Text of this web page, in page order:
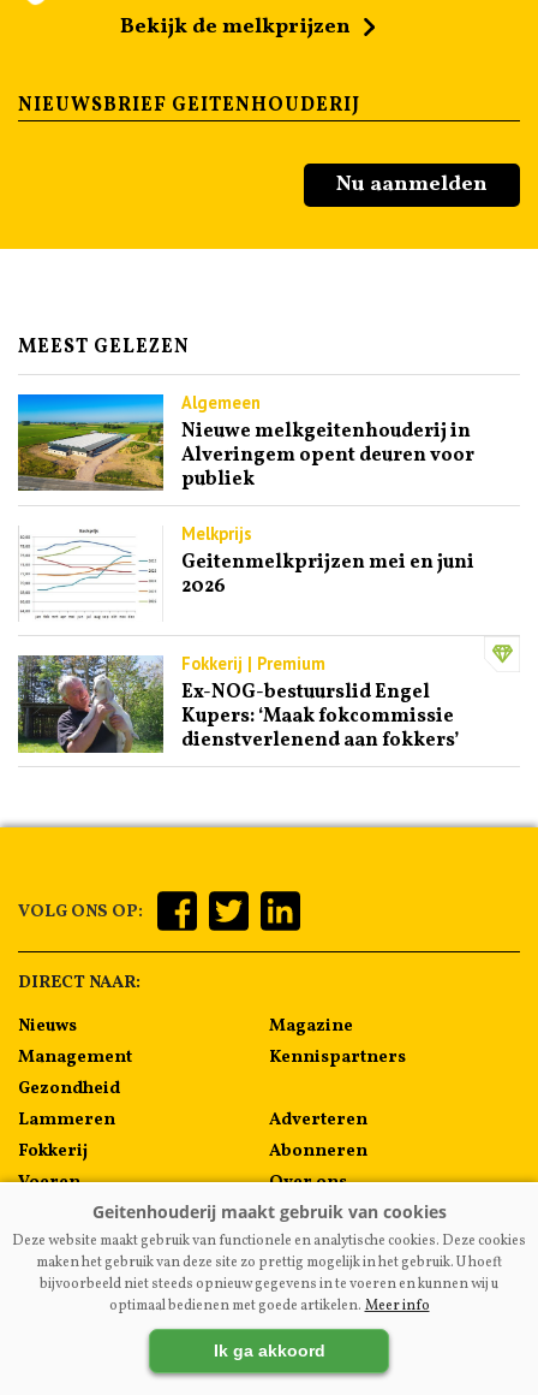
Bekijk de melkprijzen
NIEUWSBRIEF GEITENHOUDERIJ
Nu aanmelden
MEEST GELEZEN
Algemeen
Nieuwe melkgeitenhouderij in
Alveringem opent deuren voor
publiek
Melkprijs
Geitenmelkprijzen mei en juni
2026
Fokkerij | Premium
Ex-NOG-bestuurslid Engel
Kupers: ‘Maak fokcommissie
dienstverlenend aan fokkers’
VOLG ONS OP:
DIRECT NAAR:
Nieuws
Management
Gezondheid
Lammeren
Fokkerij
Voeren
Algemeen
Melkprijzen
Magazine
Kennispartners
Adverteren
Abonneren
Over ons
Contact
VAKBLADGEITENHOUDERIJ.NL DISCLAIMER
AGRIMEDIA
Deze website maakt gebruik van functionele en analytische cookies. Deze cookies
maken het gebruik van deze site zo prettig mogelijk in het gebruik. U hoeft
bijvoorbeeld niet steeds opnieuw gegevens in te voeren en kunnen wij u
optimaal bedienen met goede artikelen. Meer info
Ik ga akkoord